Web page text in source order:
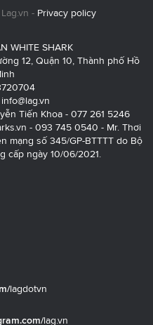
- Privacy policy
WHITE SHARK
12, Quận 10, Thành phố Hồ
info@lag.vn
Tiến Khoa - 077 261 5246
- 093 745 0540 - Mr. Thơi
mạng số 345/GP-BTTTT do Bộ
cấp ngày 10/06/2021.
lagdotvn
lag.vn